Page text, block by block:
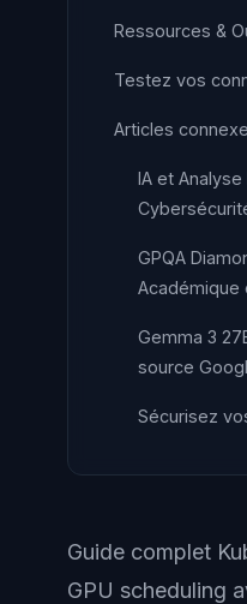
Ressources &
Testez vos
Articles
IA et Analyse
GPQA
Académique
Gemma 3
source
Sécurisez
Guide complet
GPU scheduling